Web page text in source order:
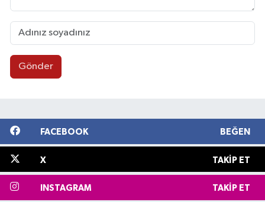
Gönder
FACEBOOK BEĞEN
X TAKIP ET
INSTAGRAM TAKIP ET